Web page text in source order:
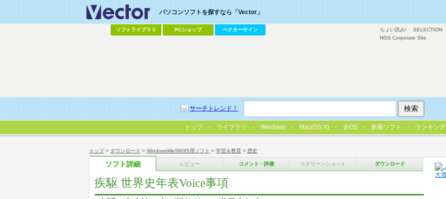
トップ> ダウンロード > WindowsMe/98/95用ソフト > 学習＆教育 > 歴史
ソフト詳細 レビュー コメント・評価 スクリーンショット ダウンロード
疾駆 世界史年表Voice事項
ちょい読み! SELECTION
NGS Corporate Site
パソコンソフトを探すなら「Vector」
ソフトライブラリ PCショップ ベクターサイン
サーチトレンド！
トップ ライブラリ Windows Mac(OS X) 全OS 新着ソフト ランキング